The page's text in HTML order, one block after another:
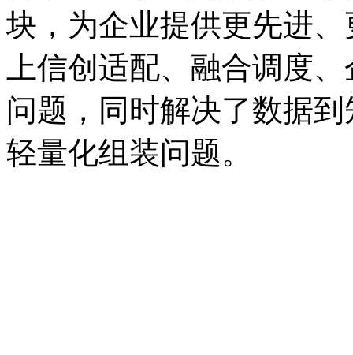
块，为企业提供更先进
上信创适配、融合调度
问题，同时解决了数
轻量化组装问题。